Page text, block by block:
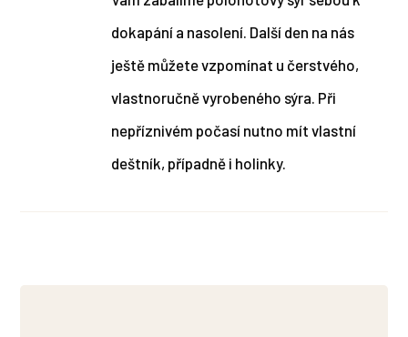
dokapání a nasolení. Další den na nás
ještě můžete vzpomínat u čerstvého,
vlastnoručně vyrobeného sýra. Při
nepříznivém počasí nutno mít vlastní
deštník, případně i holinky.